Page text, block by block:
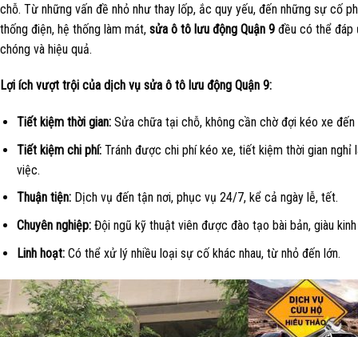
chỗ. Từ những vấn đề nhỏ như thay lốp, ắc quy yếu, đến những sự cố
thống điện, hệ thống làm mát, sửa ô tô lưu động Quận 9 đều có thể đáp
chóng và hiệu quả.
Lợi ích vượt trội của dịch vụ sửa ô tô lưu động Quận 9:
Tiết kiệm thời gian:Sửa chữa tại chỗ, không cần chờ đợi kéo xe đến
Tiết kiệm chi phí:Tránh được chi phí kéo xe, tiết kiệm thời gian nghỉ
việc.
Thuận tiện:Dịch vụ đến tận nơi, phục vụ 24/7, kể cả ngày lễ, tết.
Chuyên nghiệp:Đội ngũ kỹ thuật viên được đào tạo bài bản, giàu kinh
Linh hoạt:Có thể xử lý nhiều loại sự cố khác nhau, từ nhỏ đến lớn.